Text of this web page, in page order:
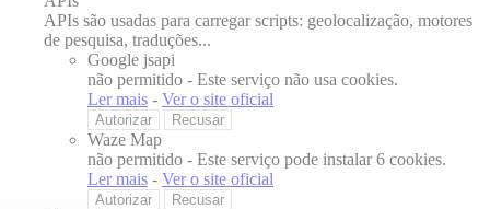
APIs são usadas para carregar scripts: geolocalização, motores
de pesquisa, traduções...
Google jsapi
não permitido - Este serviço não usa cookies.
Ler mais - Ver o site oficial
Autorizar Recusar
Waze Map
não permitido - Este serviço pode instalar 6 cookies.
Ler mais - Ver o site oficial
Autorizar Recusar